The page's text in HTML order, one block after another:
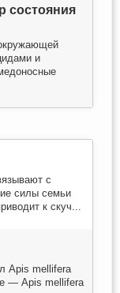
состояния
и
с
силы семьи
к скуч...
Apis mellifera
— Apis mellifera